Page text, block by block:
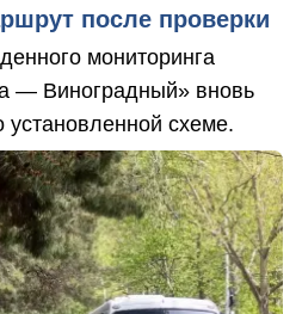
после проверки
мониторинга
— Виноградный» вновь
установленной схеме.